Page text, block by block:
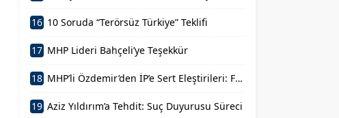
16 10 Soruda “Terörsüz Türkiye” Teklifi
17 MHP Lideri Bahçeli’ye Teşekkür
18 MHP’li Özdemir’den İP’e Sert Eleştirileri: FETÖ’nün Siyasal Mühendisi
19 Aziz Yıldırım’a Tehdit: Suç Duyurusu Süreci